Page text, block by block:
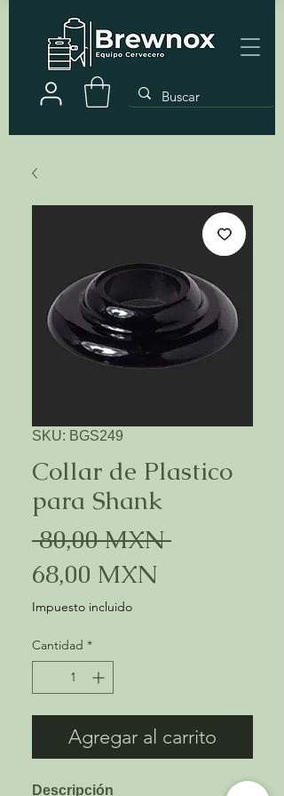
SKU: BGS249
Collar de Plastico
para Shank
80,00 MXN Precio
68,00 MXN
Impuesto incluido
Cantidad *
Agregar al carrito
Descripción